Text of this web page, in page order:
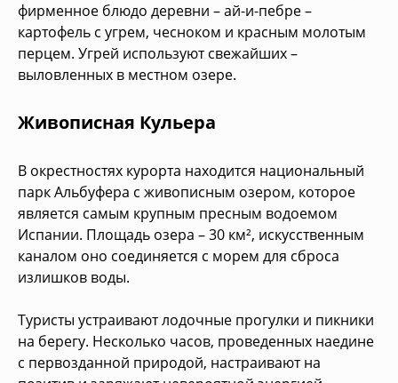
фирменное блюдо деревни – ай-и-пебре –
картофель с угрем, чесноком и красным молотым
перцем. Угрей используют свежайших –
выловленных в местном озере.
Живописная Кульера
В окрестностях курорта находится национальный
парк Альбуфера с живописным озером, которое
является самым крупным пресным водоемом
Испании. Площадь озера – 30 км², искусственным
каналом оно соединяется с морем для сброса
излишков воды.
Туристы устраивают лодочные прогулки и пикники
на берегу. Несколько часов, проведенных наедине
с первозданной природой, настраивают на